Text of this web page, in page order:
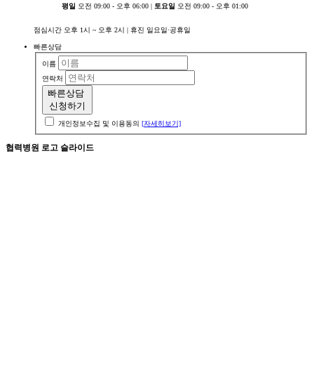
평일 오전 09:00 - 오후 06:00 | 토요일 오전 09:00 - 오후 01:00
점심시간 오후 1시 ~ 오후 2시 | 휴진 일요일·공휴일
빠른상담
이름
연락처
빠른상담
신청하기
개인정보수집 및 이용동의 [자세히보기]
협력병원 로고 슬라이드